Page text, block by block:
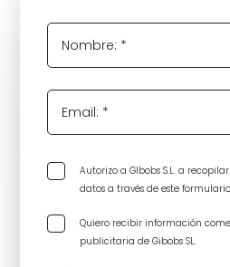
Nombre: *
Email: *
Autorizo a GIbobs S.L. a
datos a través de este
Quiero recibir información
publicitaria de Gibobs SL.